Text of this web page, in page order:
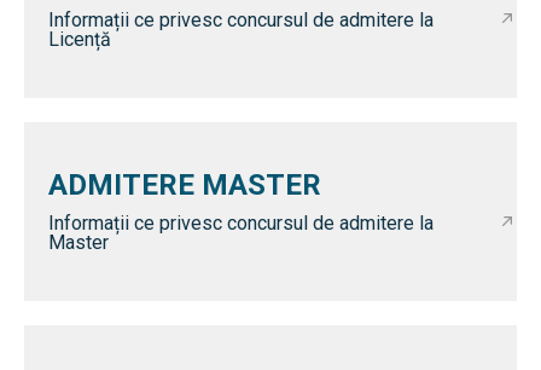
Informații ce privesc concursul de admitere la
Licență
ADMITERE MASTER
Informații ce privesc concursul de admitere la
Master